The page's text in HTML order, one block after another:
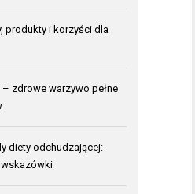
produkty i korzyści dla
zdrowe warzywo pełne
diety odchudzającej: